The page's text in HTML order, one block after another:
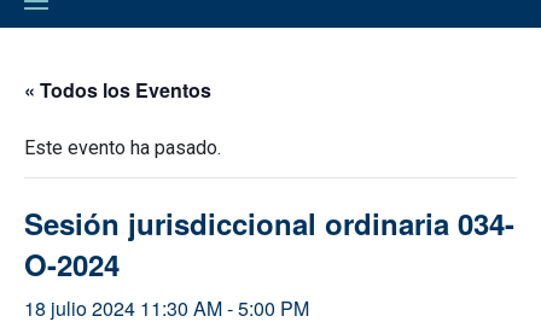
« Todos los Eventos
Este evento ha pasado.
Sesión jurisdiccional ordinaria 034-
O-2024
18 julio 2024 11:30 AM-5:00 PM